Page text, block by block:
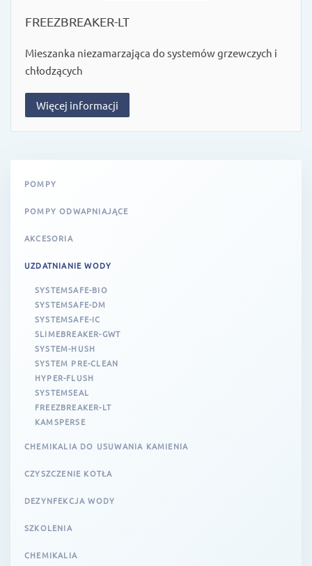
FREEZBREAKER-LT
Mieszanka niezamarzająca do systemów grzewczych i
chłodzących
Więcej informacji
POMPY
POMPY ODWAPNIAJĄCE
AKCESORIA
UZDATNIANIE WODY
SYSTEMSAFE-BIO
SYSTEMSAFE-DM
SYSTEMSAFE-IC
SLIMEBREAKER-GWT
SYSTEM-HUSH
SYSTEM PRE-CLEAN
HYPER-FLUSH
SYSTEMSEAL
FREEZBREAKER-LT
KAMSPERSE
CHEMIKALIA DO USUWANIA KAMIENIA
CZYSZCZENIE KOTŁA
DEZYNFEKCJA WODY
SZKOLENIA
CHEMIKALIA